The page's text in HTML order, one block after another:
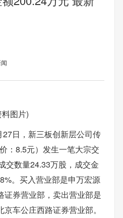
料图片)
日，新三板创新层公司传
：8.5元）发生一笔大宗交
交数量24.33万股，成交金
。买入营业部是申万宏源
证券营业部，卖出营业部是
车公庄西路证券营业部。